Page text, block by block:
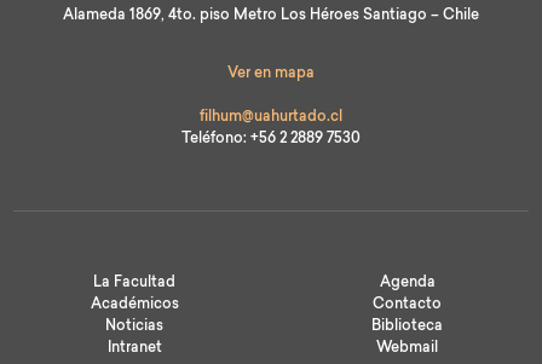
Alameda 1869, 4to. piso Metro Los Héroes Santiago – Chile
Ver en mapa
filhum@uahurtado.cl
Teléfono: +56 2 2889 7530
La Facultad
Académicos
Noticias
Intranet
Agenda
Contacto
Biblioteca
Webmail